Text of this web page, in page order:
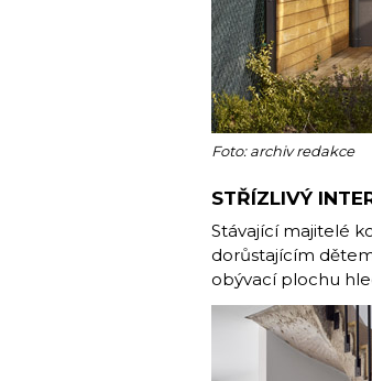
Foto: archiv redakce
STŘÍZLIVÝ
Stávající majitelé
dorůstajícím
obývací plochu